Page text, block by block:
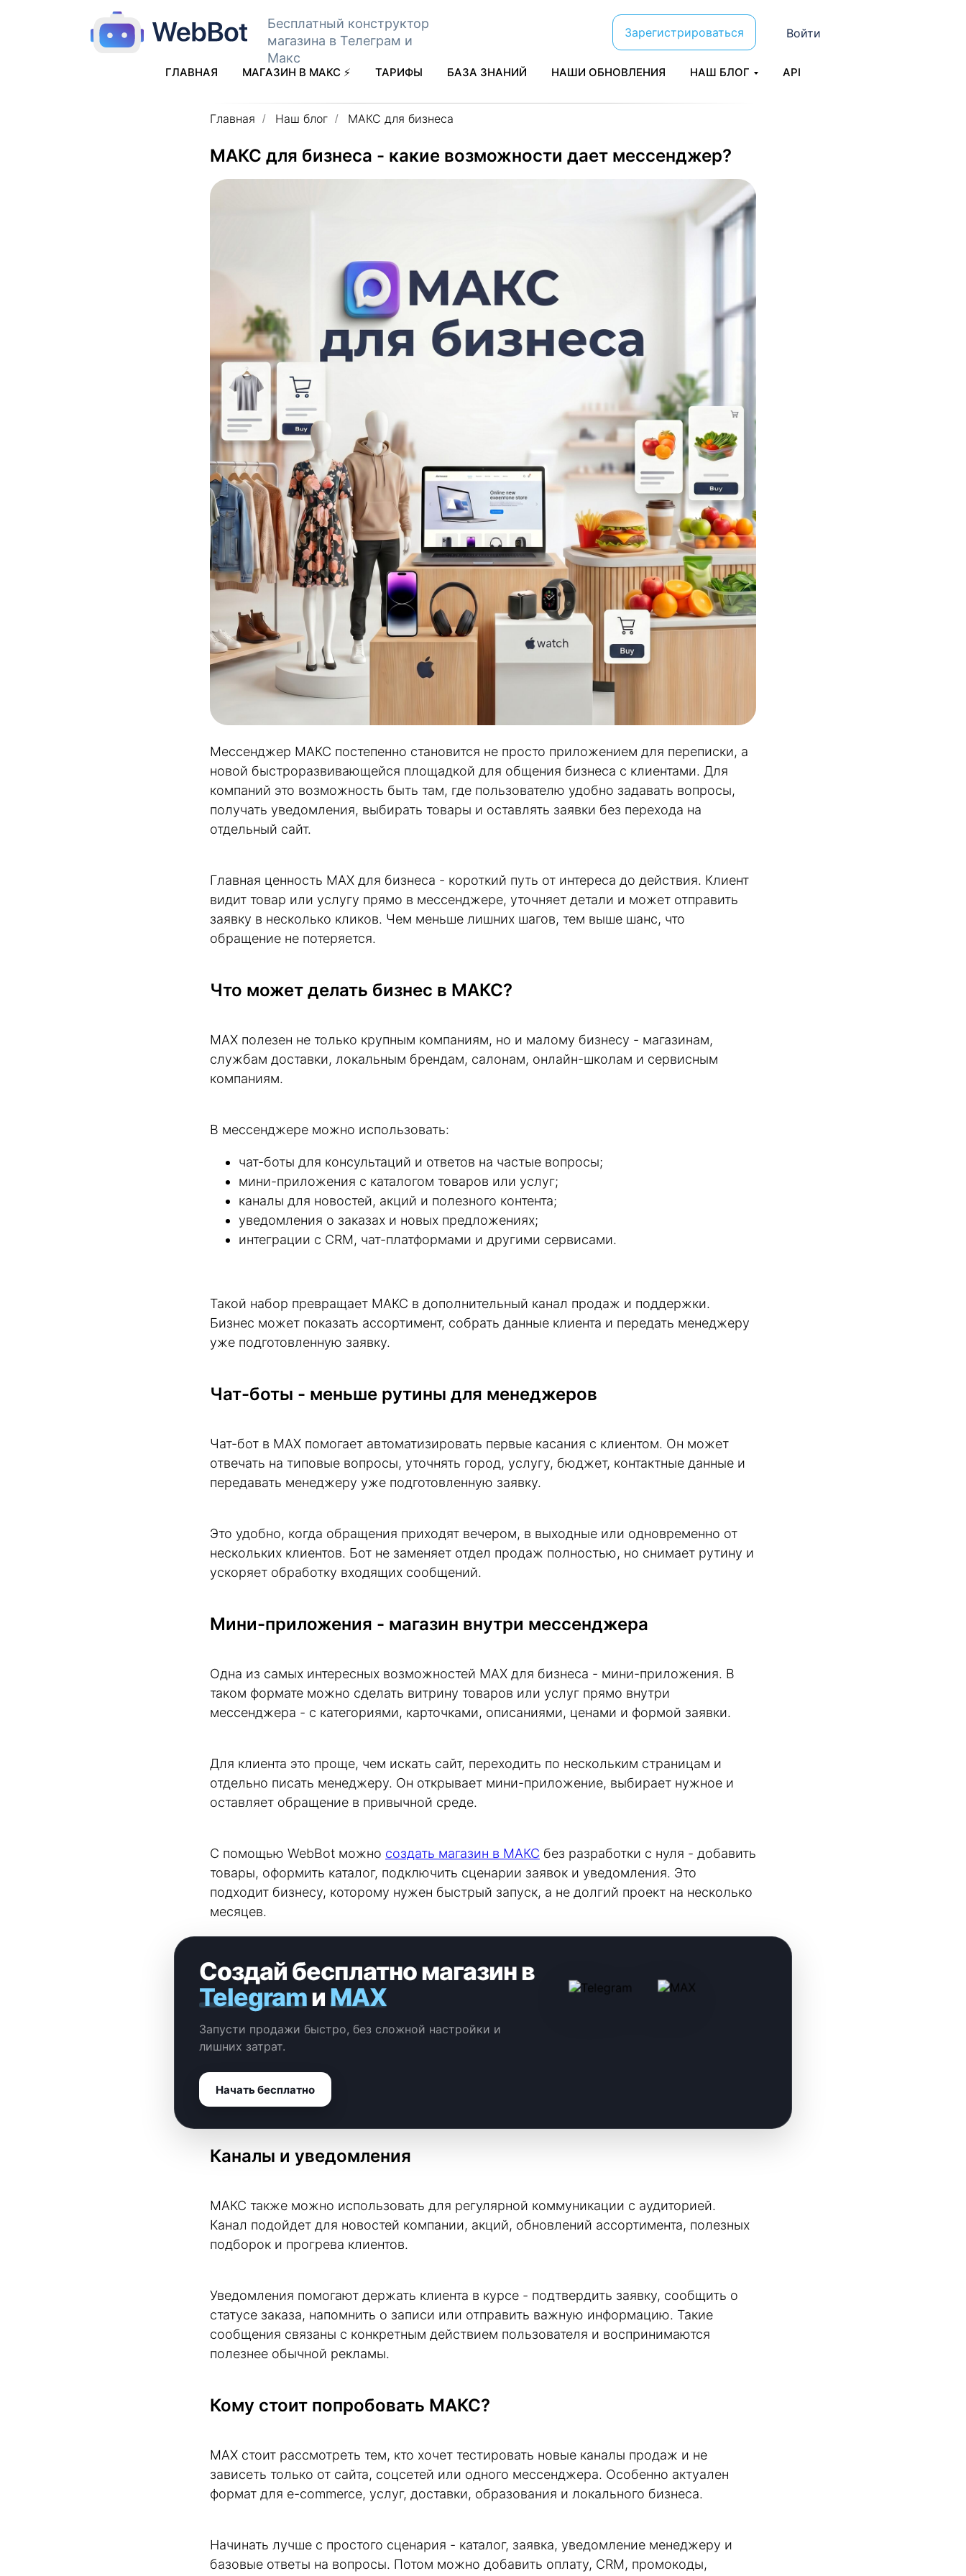
Бесплатный конструктор
магазина в Телеграм и
Макс
Зарегистрироваться Войти
ГЛАВНАЯ МАГАЗИН В МАКС ⚡ ТАРИФЫ БАЗА ЗНАНИЙ НАШИ ОБНОВЛЕНИЯ НАШ БЛОГ API
Главная / Наш блог / MАКС для бизнеса
MАКС для бизнеса - какие возможности дает мессенджер?
Мессенджер MАКС постепенно становится не просто приложением для переписки, а
новой быстроразвивающейся площадкой для общения бизнеса с клиентами. Для
компаний это возможность быть там, где пользователю удобно задавать вопросы,
получать уведомления, выбирать товары и оставлять заявки без перехода на
отдельный сайт.
Главная ценность MAX для бизнеса - короткий путь от интереса до действия. Клиент
видит товар или услугу прямо в мессенджере, уточняет детали и может отправить
заявку в несколько кликов. Чем меньше лишних шагов, тем выше шанс, что
обращение не потеряется.
Что может делать бизнес в MАКС?
MAX полезен не только крупным компаниям, но и малому бизнесу - магазинам,
службам доставки, локальным брендам, салонам, онлайн-школам и сервисным
компаниям.
В мессенджере можно использовать:
чат-боты для консультаций и ответов на частые вопросы;
мини-приложения с каталогом товаров или услуг;
каналы для новостей, акций и полезного контента;
уведомления о заказах и новых предложениях;
интеграции с CRM, чат-платформами и другими сервисами.
Такой набор превращает MАКС в дополнительный канал продаж и поддержки.
Бизнес может показать ассортимент, собрать данные клиента и передать менеджеру
уже подготовленную заявку.
Чат-боты - меньше рутины для менеджеров
Чат-бот в MAX помогает автоматизировать первые касания с клиентом. Он может
отвечать на типовые вопросы, уточнять город, услугу, бюджет, контактные данные и
передавать менеджеру уже подготовленную заявку.
Это удобно, когда обращения приходят вечером, в выходные или одновременно от
нескольких клиентов. Бот не заменяет отдел продаж полностью, но снимает рутину и
ускоряет обработку входящих сообщений.
Мини-приложения - магазин внутри мессенджера
Одна из самых интересных возможностей MAX для бизнеса - мини-приложения. В
таком формате можно сделать витрину товаров или услуг прямо внутри
мессенджера - с категориями, карточками, описаниями, ценами и формой заявки.
Для клиента это проще, чем искать сайт, переходить по нескольким страницам и
отдельно писать менеджеру. Он открывает мини-приложение, выбирает нужное и
оставляет обращение в привычной среде.
С помощью WebBot можно создать магазин в MАКС без разработки с нуля - добавить
товары, оформить каталог, подключить сценарии заявок и уведомления. Это
подходит бизнесу, которому нужен быстрый запуск, а не долгий проект на несколько
месяцев.
Создай бесплатно магазин в
TelegramиMAX
Запусти продажи быстро, без сложной настройки и
лишних затрат.
Начать бесплатно
Каналы и уведомления
MАКС также можно использовать для регулярной коммуникации с аудиторией.
Канал подойдет для новостей компании, акций, обновлений ассортимента, полезных
подборок и прогрева клиентов.
Уведомления помогают держать клиента в курсе - подтвердить заявку, сообщить о
статусе заказа, напомнить о записи или отправить важную информацию. Такие
сообщения связаны с конкретным действием пользователя и воспринимаются
полезнее обычной рекламы.
Кому стоит попробовать MАКС?
MAX стоит рассмотреть тем, кто хочет тестировать новые каналы продаж и не
зависеть только от сайта, соцсетей или одного мессенджера. Особенно актуален
формат для e-commerce, услуг, доставки, образования и локального бизнеса.
Начинать лучше с простого сценария - каталог, заявка, уведомление менеджеру и
базовые ответы на вопросы. Потом можно добавить оплату, CRM, промокоды,